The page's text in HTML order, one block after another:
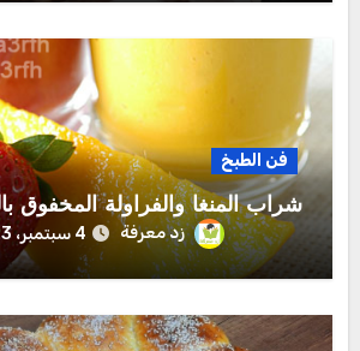
فن الطبخ
شراب المنغا والفراولة المخفوق
زد معرفة 4 سبتمبر، 2023